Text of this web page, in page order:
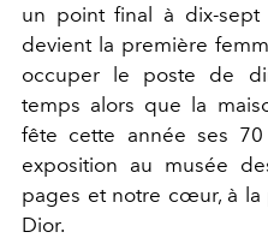
un point final à dix-sept
devient la première
occuper le poste de
temps alors que la
fête cette année ses
exposition au musée
pages et notre cœur, à la
Dior.